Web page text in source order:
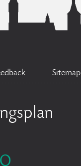
Sitemap